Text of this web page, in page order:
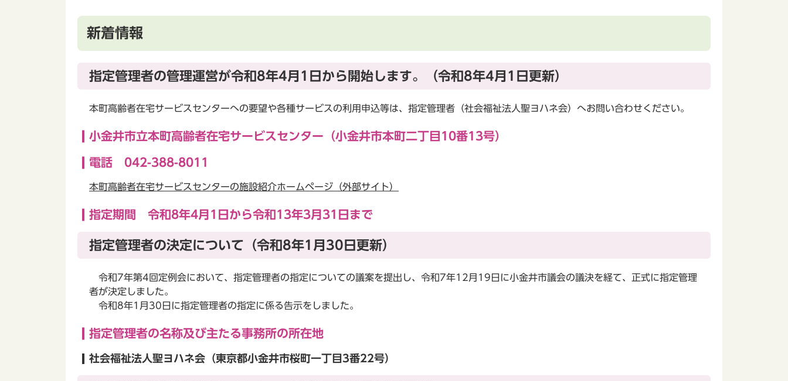
新着情報
指定管理者の管理運営が令和8年4月1日から開始します。（令和8年4月1日更新）
本町高齢者在宅サービスセンターへの要望や各種サービスの利用申込等は、指定管理者（社会福祉法人聖ヨハネ会）へお問い合わせください。
小金井市立本町高齢者在宅サービスセンター（小金井市本町二丁目10番13号）
電話 042-388-8011
本町高齢者在宅サービスセンターの施設紹介ホームページ（外部サイト）
指定期間 令和8年4月1日から令和13年3月31日まで
指定管理者の決定について（令和8年1月30日更新）
令和7年第4回定例会において、指定管理者の指定についての議案を提出し、令和7年12月19日に小金井市議会の議決を経て、正式に指定管理
者が決定しました。
令和8年1月30日に指定管理者の指定に係る告示をしました。
指定管理者の名称及び主たる事務所の所在地
社会福祉法人聖ヨハネ会（東京都小金井市桜町一丁目3番22号）